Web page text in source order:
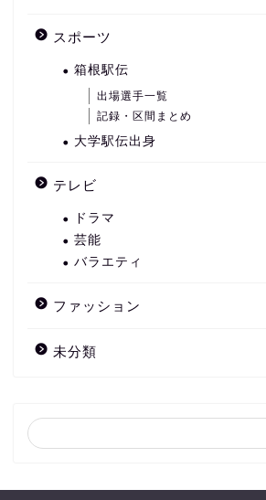
スポーツ
箱根駅伝
出場選手一覧
記録・区間まとめ
大学駅伝出身
テレビ
ドラマ
芸能
バラエティ
ファッション
未分類